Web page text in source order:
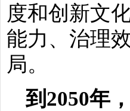
度和创新文
能力、治理
局。
到2050年